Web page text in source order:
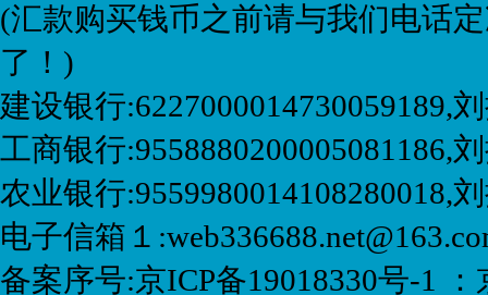
(汇款购买钱币之前请与我们电话
了！)
建设银行:6227000014730059189,
工商银行:9558880200005081186,
农业银行:9559980014108280018,
电子信箱１
备案序号:京ICP备19018330号-1